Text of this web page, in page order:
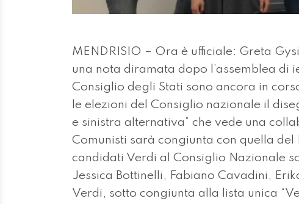
MENDRISIO – Ora è ufficiale: Greta
una nota diramata dopo l’assemblea di
Consiglio degli Stati sono ancora in
le elezioni del Consiglio nazionale il
e sinistra alternativa” che vede una
Comunisti sarà congiunta con quella del
candidati Verdi al Consiglio Nazionale
Jessica Bottinelli, Fabiano Cavadini,
Verdi, sotto congiunta alla lista unica